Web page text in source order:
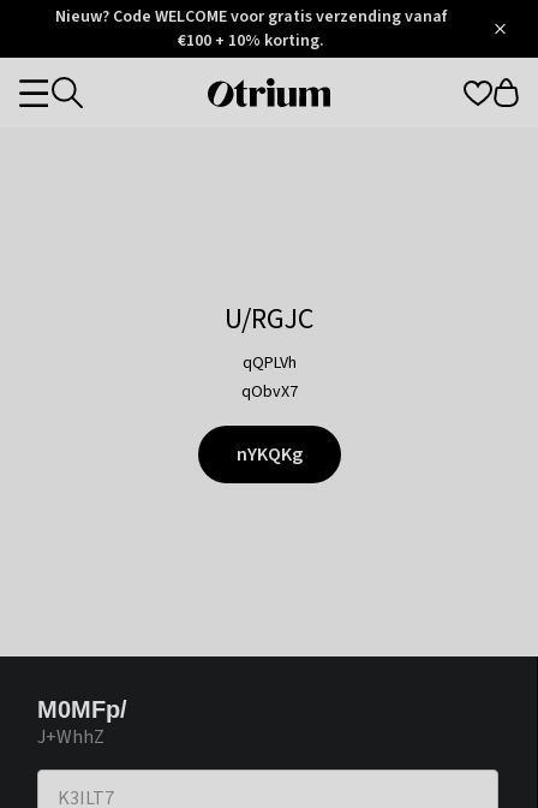
Otrium
Trustpilot
Nieuw? Code WELCOME voor gratis verzending vanaf
€100 + 10% korting.
Otrium
Categories
U/RGJC
qQPLVh
qObvX7
nYKQKg
M0MFp/
J+WhhZ